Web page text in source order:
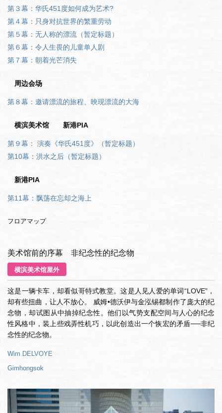
第３幕：华氏451度如何成为艺术?
第４幕：只身对抗世界的繁重劳动
第５幕：无人称的漂流（暂定标题）
第６幕：令人生畏的儿童单人剧
第７幕：朝着光芒消失
周边会场
第８幕：邀请漂流的旅程、映现漂流的大海
横滨美术馆 新港PIA
第９幕： 演奏《华氏451度》（暂定标题）
第10幕：洪水之后（暂定标题）
新港PIA
第11幕：飘荡在忘却之海上
フロアマップ
美术馆前的序幕 非纪念性的纪念物
横滨美术馆屋外
这是一辆卡车，却看似哥特式教堂。这是人见人爱的单词“LOVE”，
却有些扭曲，让人不放心。 威姆•德沃伊与金泓锡都制作了庞大的纪
念物，却试图从中抽掉纪念性。他们以气势支配空间与人心的纪念
性风格中，装上些戏弄性机巧，以此创造出一个恢宏的矛盾──非纪
念性的纪念物。
Wim DELVOYE
Gimhongsok